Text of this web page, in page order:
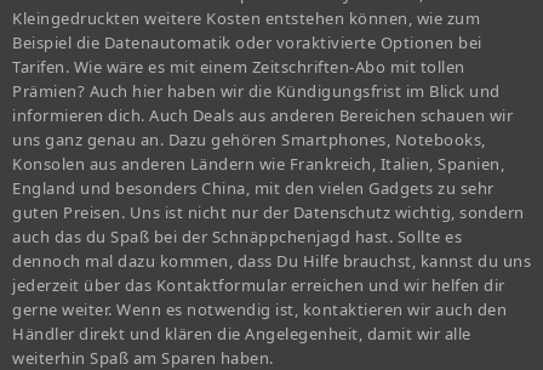
Kleingedruckten weitere Kosten entstehen können, wie zum
Beispiel die Datenautomatik oder voraktivierte Optionen bei
Tarifen. Wie wäre es mit einem Zeitschriften-Abo mit tollen
Prämien? Auch hier haben wir die Kündigungsfrist im Blick und
informieren dich. Auch Deals aus anderen Bereichen schauen wir
uns ganz genau an. Dazu gehören Smartphones, Notebooks,
Konsolen aus anderen Ländern wie Frankreich, Italien, Spanien,
England und besonders China, mit den vielen Gadgets zu sehr
guten Preisen. Uns ist nicht nur der Datenschutz wichtig, sondern
auch das du Spaß bei der Schnäppchenjagd hast. Sollte es
dennoch mal dazu kommen, dass Du Hilfe brauchst, kannst du uns
jederzeit über das Kontaktformular erreichen und wir helfen dir
gerne weiter. Wenn es notwendig ist, kontaktieren wir auch den
Händler direkt und klären die Angelegenheit, damit wir alle
weiterhin Spaß am Sparen haben.